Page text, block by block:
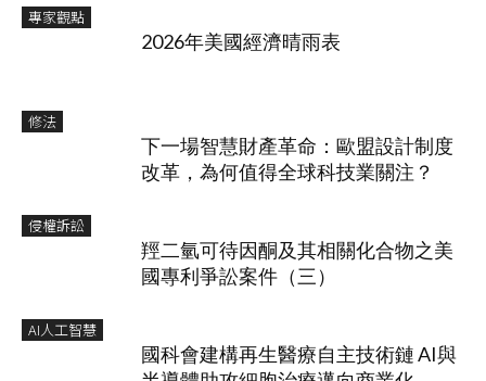
專家觀點
2026年美國經濟晴雨表
修法
下一場智慧財產革命：歐盟設計制度
改革，為何值得全球科技業關注？
侵權訴訟
羥二氫可待因酮及其相關化合物之美
國專利爭訟案件（三）
AI人工智慧
國科會建構再生醫療自主技術鏈 AI與